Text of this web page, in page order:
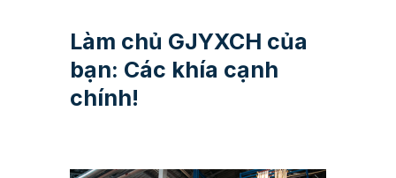
Làm chủ GJYXCH của
bạn: Các khía cạnh
chính!